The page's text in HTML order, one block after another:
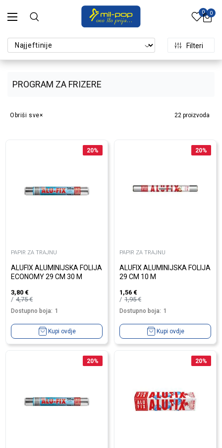
0 0
PROGRAM ZA FRIZERE
Filteri
22 proizvoda
Obriši sve
20%
PAPIR ZA TRAJNU
ALUFIX ALUMINIJSKA FOLIJA
ECONOMY 29 CM 30 M
3,80 €
4,75€
Dostupno boja: 1
Kupi ovdje
20%
PAPIR ZA TRAJNU
ALUFIX ALUMINIJSKA FOLIJA
29 CM 10 M
1,56 €
1,95€
Dostupno boja: 1
Kupi ovdje
20% 20%